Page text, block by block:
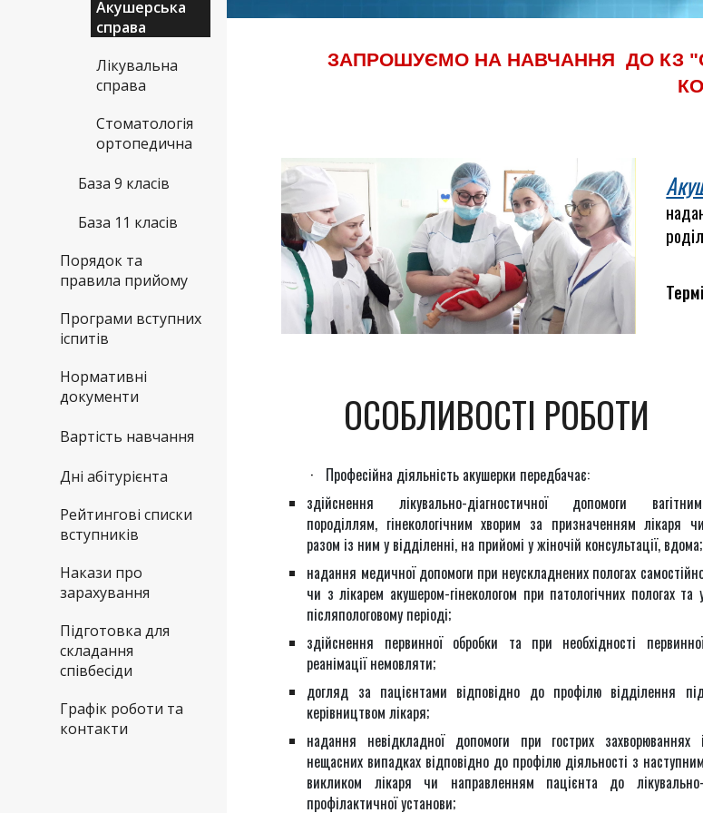
Акушерська
справа
Лікувальна
справа
Стоматологія
ортопедична
База 9 класів
База 11 класів
Порядок та
правила прийому
Програми вступних
іспитів
Нормативні
документи
Вартість навчання
Дні абітурієнта
Рейтингові списки
вступників
Накази про
зарахування
Підготовка для
складання
співбесіди
Графік роботи та
контакти
ЗАПРОШУЄМО НА НАВЧАННЯ ДО КЗ
ОСОБЛИВОСТІ РОБОТИ
·
Професійна діяльність акушерки передбачає:
здійснення лікувально-діагностичної допомоги
породіллям, гінекологічним хворим за призначенням лікаря чи
разом із ним у відділенні, на прийомі у жіночій консультації, вдома;
надання медичної допомоги при неускладнених пологах
чи з лікарем акушером-гінекологом при патологічних пологах та
післяпологовому періоді;
здійснення первинної обробки та при необхідності
реанімації немовляти;
догляд за пацієнтами відповідно до профілю відділення
керівництвом лікаря;
надання невідкладної допомоги при гострих захворюваннях і
нещасних випадках відповідно до профілю діяльності з наступним
викликом лікаря чи направленням пацієнта до лікувально-
профілактичної установи;